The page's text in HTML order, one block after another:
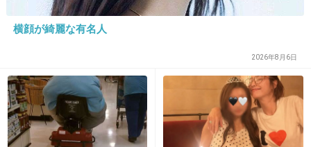
なんかいいのありますか？
21. 匿名 2020/01/21(火) 23:25:01
横顔が綺麗な有名人
2026年8月6日